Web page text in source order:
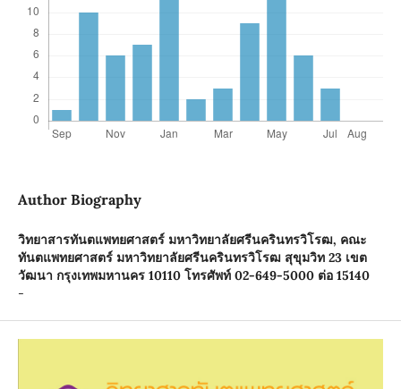
Author Biography
วิทยาสารทันตแพทยศาสตร์ มหาวิทยาลัยศรีนครินทรวิโรฒ, คณะ
ทันตแพทยศาสตร์ มหาวิทยาลัยศรีนครินทรวิโรฒ สุขุมวิท 23 เขต
วัฒนา กรุงเทพมหานคร 10110 โทรศัพท์ 02-649-5000 ต่อ 15140
-